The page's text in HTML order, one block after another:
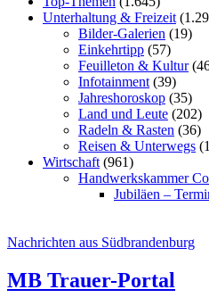
Unterhaltung & Freizeit
Bilder-Galerien (19)
Einkehrtipp (57)
Feuilleton & Kultur
Infotainment (39)
Jahreshoroskop (35)
Land und Leute (202)
Radeln & Rasten (36)
Reisen & Unterwegs
Wirtschaft (961)
Handwerkskammer
Jubiläen –
Nachrichten aus Südbrandenburg
MB Trauer-Portal